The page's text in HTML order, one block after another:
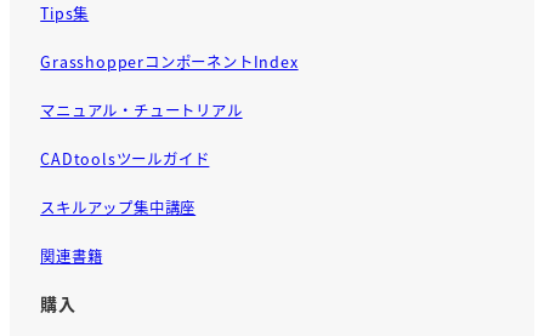
Tips集
GrasshopperコンポーネントIndex
マニュアル・チュートリアル
CADtoolsツールガイド
スキルアップ集中講座
関連書籍
購入